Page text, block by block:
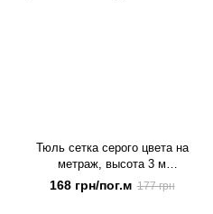
Тюль сетка серого цвета на
метраж, высота 3 м
(BALPETEGI-12)
168 грн/пог.м 177 грн